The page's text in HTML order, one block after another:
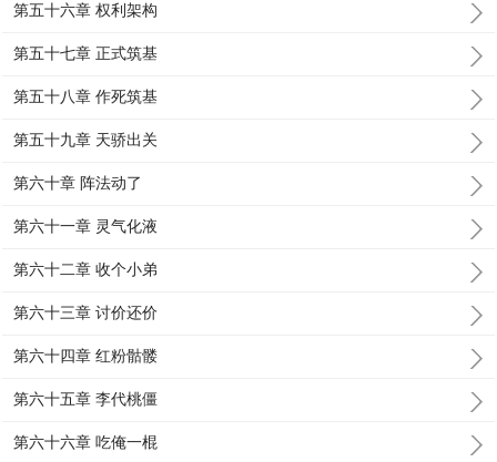
第五十六章 权利架构
第五十七章 正式筑基
第五十八章 作死筑基
第五十九章 天骄出关
第六十章 阵法动了
第六十一章 灵气化液
第六十二章 收个小弟
第六十三章 讨价还价
第六十四章 红粉骷髅
第六十五章 李代桃僵
第六十六章 吃俺一棍